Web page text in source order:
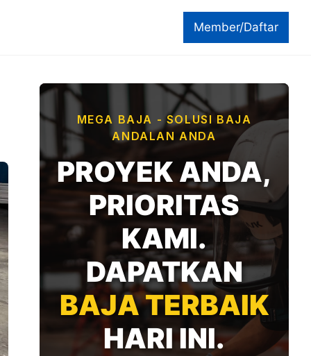
Member/Daftar
MEGA BAJA - SOLUSI BAJA
ANDALAN ANDA
PROYEK ANDA,
PRIORITAS
KAMI.
DAPATKAN
BAJA TERBAIK
HARI INI.